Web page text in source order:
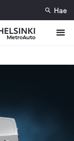
Hae